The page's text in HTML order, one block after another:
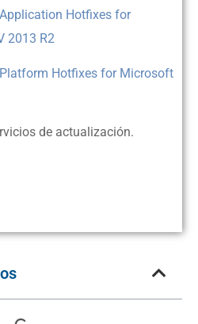
Hotfixes for
2013 R2
Hotfixes for Microsoft
de actualización.